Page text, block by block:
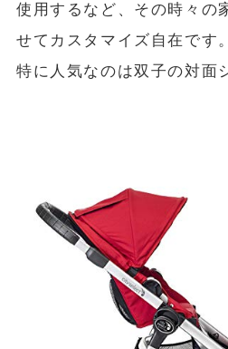
使用するなど、その時々の
せてカスタマイズ自在です。
特に人気なのは双子の対面